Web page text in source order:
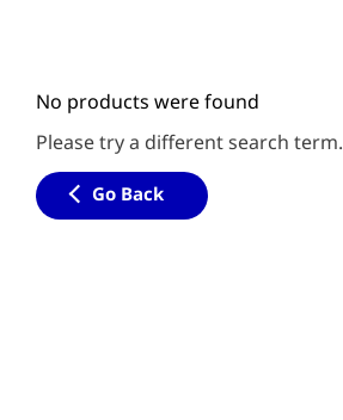
No products were found
Please try a different search term.
Go Back